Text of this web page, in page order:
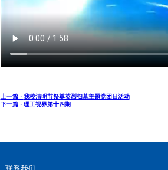
上一篇 · 我校清明节祭奠英烈扫墓主题党团日活动
下一篇 · 理工视界第十四期